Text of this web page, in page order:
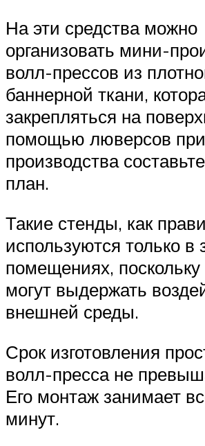
На эти средства можно
организовать мини-
волл-прессов из
баннерной ткани,
закрепляться на
помощью люверсов
производства
план.
Такие стенды, как
используются только в
помещениях, поскольку
могут выдержать
внешней среды.
Срок изготовления
волл-пресса не
Его монтаж занимает
минут.